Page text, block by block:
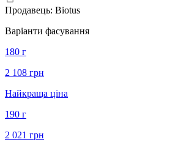
Продавець: Biotus
Варіанти фасування
180 г
2 108 грн
Найкраща ціна
190 г
2 021 грн